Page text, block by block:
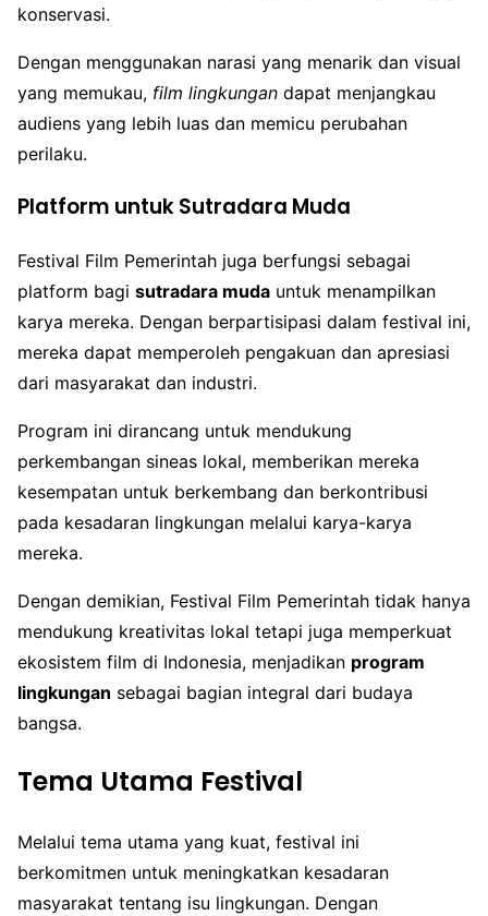
konservasi.
Dengan menggunakan narasi yang menarik dan visual
yang memukau, film lingkungan dapat menjangkau
audiens yang lebih luas dan memicu perubahan
perilaku.
Platform untuk Sutradara Muda
Festival Film Pemerintah juga berfungsi sebagai
platform bagi sutradara muda untuk menampilkan
karya mereka. Dengan berpartisipasi dalam festival ini,
mereka dapat memperoleh pengakuan dan apresiasi
dari masyarakat dan industri.
Program ini dirancang untuk mendukung
perkembangan sineas lokal, memberikan mereka
kesempatan untuk berkembang dan berkontribusi
pada kesadaran lingkungan melalui karya-karya
mereka.
Dengan demikian, Festival Film Pemerintah tidak hanya
mendukung kreativitas lokal tetapi juga memperkuat
ekosistem film di Indonesia, menjadikan program
lingkungan sebagai bagian integral dari budaya
bangsa.
Tema Utama Festival
Melalui tema utama yang kuat, festival ini
berkomitmen untuk meningkatkan kesadaran
masyarakat tentang isu lingkungan. Dengan